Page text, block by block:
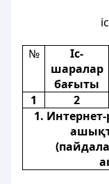
№
Іс-
шаралар
бағыты
1
2
1. Интернет-